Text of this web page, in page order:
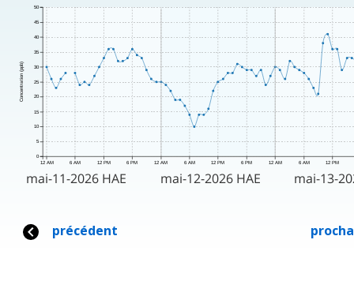
12 AM 6 AM 12 PM 6 PM 12 AM 6 AM 12 PM 6 PM 12 AM 6 AM 12 PM
Concentration (ppb)
0
5
10
15
20
25
30
35
40
45
50
mai-11-2026 HAE mai-12-2026 HAE mai-13-
précédent